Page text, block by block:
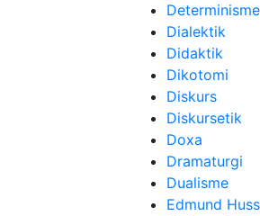
Determinisme
Dialektik
Didaktik
Dikotomi
Diskurs
Diskursetik
Doxa
Dramaturgi
Dualisme
Edmund